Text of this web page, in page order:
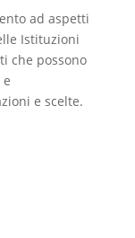
ad aspetti
Istituzioni
che possono
e scelte.